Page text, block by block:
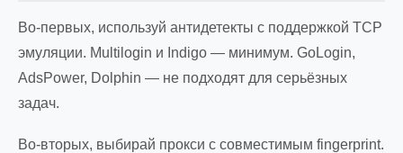
Во-первых, используй антидетекты с поддержкой TCP
эмуляции. Multilogin и Indigo — минимум. GoLogin,
AdsPower, Dolphin — не подходят для серьёзных
задач.
Во-вторых, выбирай прокси с совместимым fingerprint.